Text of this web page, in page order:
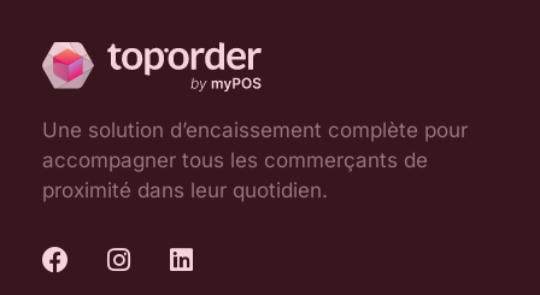
Une solution d’encaissement complète pour
accompagner tous les commerçants de
proximité dans leur quotidien.